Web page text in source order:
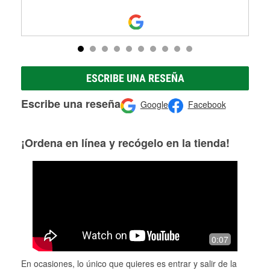
ESCRIBE UNA RESEÑA
Escribe una reseña Google Facebook
¡Ordena en línea y recógelo en la tienda!
0:07
En ocasiones, lo único que quieres es entrar y salir de la